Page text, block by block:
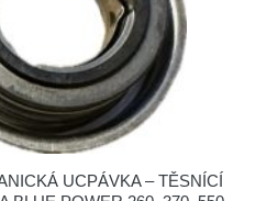
UCPÁVKA – TĚSNÍCÍ